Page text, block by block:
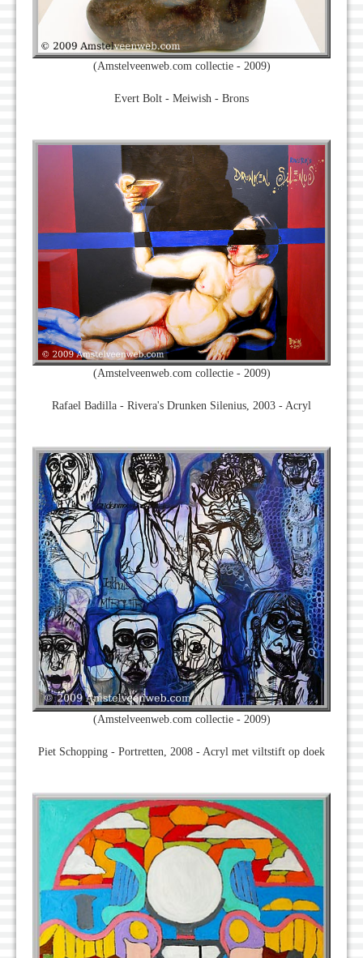
(Amstelveenweb.com collectie - 2009)
Evert Bolt - Meiwish - Brons
(Amstelveenweb.com collectie - 2009)
Rafael Badilla - Rivera's Drunken Silenius, 2003 - Acryl
(Amstelveenweb.com collectie - 2009)
Piet Schopping - Portretten, 2008 - Acryl met viltstift op doek